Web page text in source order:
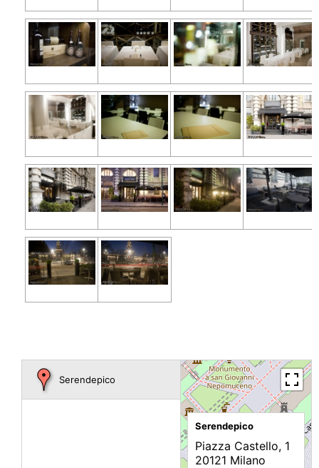
Serendepico
Serendepico
Piazza Castello, 1
20121 Milano